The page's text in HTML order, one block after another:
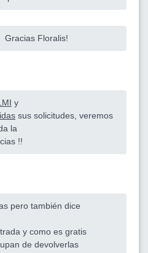
Gracias Floralis!
y
sus solicitudes, veremos
la
!!
pero también dice
y como es gratis
de devolverlas